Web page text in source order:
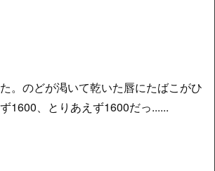
。のどが渇いて乾いた唇にたばこがひ
1600、とりあえず1600だっ......